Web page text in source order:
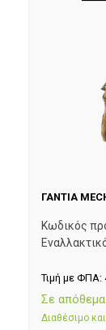
ΓΑΝΤΙΑ
Κωδικός
Τιμή με ΦΠΑ:
Σε απόθεμα
Διαθέσιμο